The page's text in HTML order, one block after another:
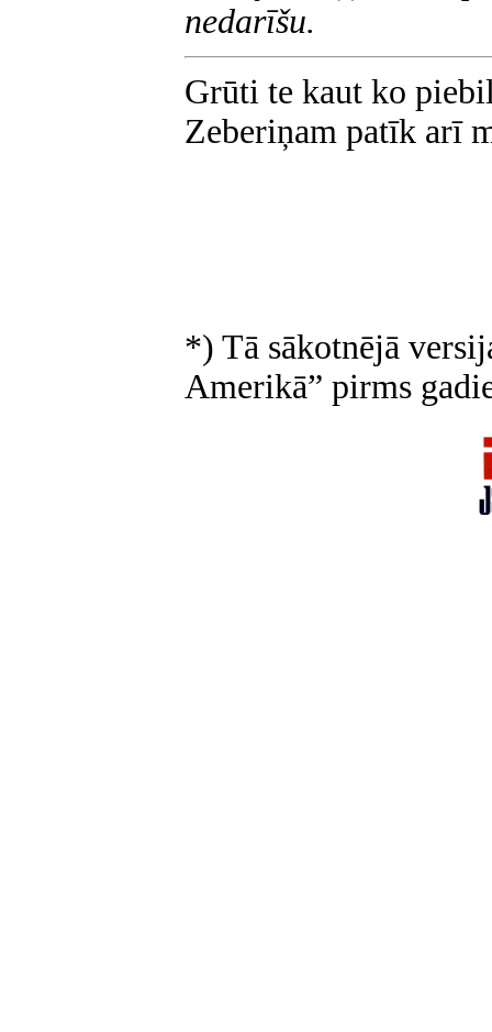
nedarīšu.
Grūti te kaut ko
Zeberiņam patīk arī
*) Tā sākotnējā
Amerikā” pirms